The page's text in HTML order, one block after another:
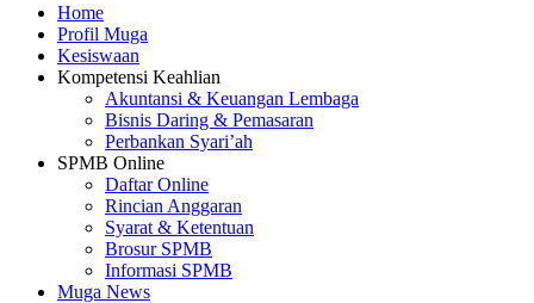
Home
Profil Muga
Kesiswaan
Kompetensi Keahlian
Akuntansi & Keuangan Lembaga
Bisnis Daring & Pemasaran
Perbankan Syari’ah
SPMB Online
Daftar Online
Rincian Anggaran
Syarat & Ketentuan
Brosur SPMB
Informasi SPMB
Muga News